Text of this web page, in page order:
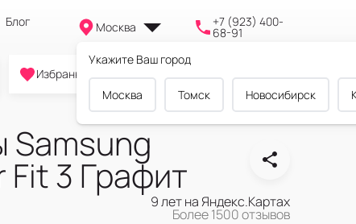
Блог Москва
Укажите Ваш город
Москва Томск Новосибирск
+7 (923) 400-
68-91
0
Избранное Cравнение Корзина
Samsung
Fit 3 Графит
9 лет на Яндекс.Картах
Более 1500 отзывов